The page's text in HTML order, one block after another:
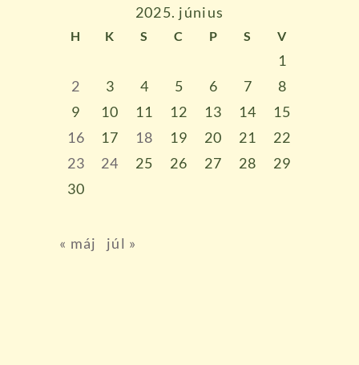
2025. június
H K S C P S V
1
2
3 4 5 6 7
8
9
10 11 12 13 14
15
16
17 18 19 20 21
22
23
24 25 26 27 28
29
30
« máj júl »